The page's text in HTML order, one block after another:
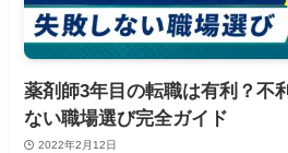
薬剤師3年目の転職は有利？不
ない職場選び完全ガイド
2022年2月12日